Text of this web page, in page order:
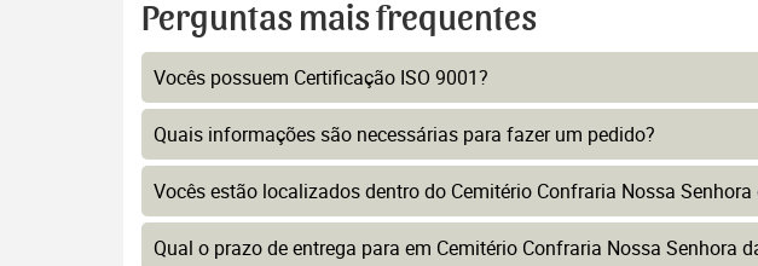
Perguntas mais frequentes
Vocês possuem Certificação ISO 9001?
Quais informações são necessárias para fazer um pedido?
Vocês estão localizados dentro do Cemitério Confraria Nossa Senhora
Qual o prazo de entrega para em Cemitério Confraria Nossa Senhora